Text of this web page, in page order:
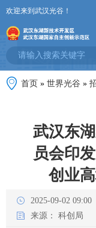
欢迎来到武汉光谷！
首页 » 世界光谷 »
武汉东
员会印
创业
2025-09-02 09:00
来源： 科创局